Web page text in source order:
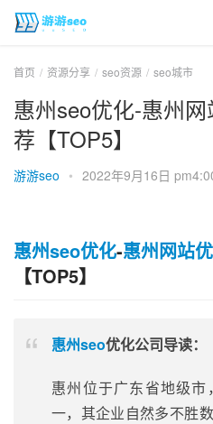
首页 资源分享 seo资源 seo城市
惠州seo优化-惠州
荐【TOP5】
游游seo • 2022年9月16日
惠州seo优化-惠州网站
【TOP5】
惠州seo优化公司导读：
惠州位于广东省地级
一，其企业自然多不胜